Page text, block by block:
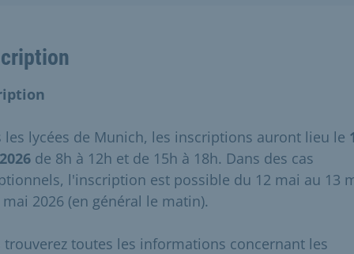
les lycées de Munich, les inscriptions auront lieu le
de 8h à 12h et de 15h à 18h. Dans des cas
l'inscription est possible du 12 mai au 13
mai 2026 (en général le matin).
trouverez toutes les informations concernant les